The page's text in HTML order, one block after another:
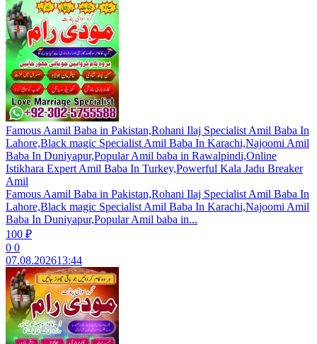
Famous Aamil Baba in Pakistan,Rohani Ilaj Specialist Amil Baba In
Lahore,Black magic Specialist Amil Baba In Karachi,Najoomi Amil
Baba In Duniyapur,Popular Amil baba in Rawalpindi,Online
Istikhara Expert Amil Baba In Turkey,Powerful Kala Jadu Breaker
Amil
Famous Aamil Baba in Pakistan,Rohani Ilaj Specialist Amil Baba In
Lahore,Black magic Specialist Amil Baba In Karachi,Najoomi Amil
Baba In Duniyapur,Popular Amil baba in...
100 ₽
0 0
07.08.202613:44